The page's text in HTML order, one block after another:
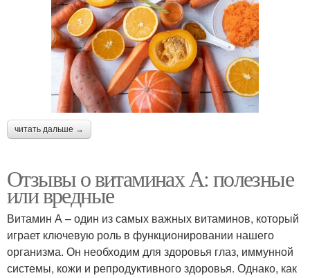
читать дальше →
Отзывы о витаминах А: полезные
или вредные
Витамин А – один из самых важных витаминов, который
играет ключевую роль в функционировании нашего
организма. Он необходим для здоровья глаз, иммунной
системы, кожи и репродуктивного здоровья. Однако, как